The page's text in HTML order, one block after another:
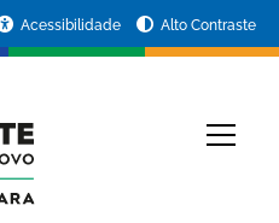
Acessibilidade Alto Contraste